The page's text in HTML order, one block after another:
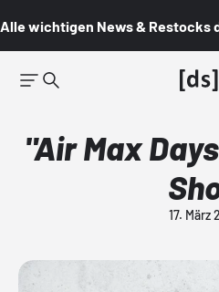
Alle wichtigen News & Restocks
"Air Max
17. März